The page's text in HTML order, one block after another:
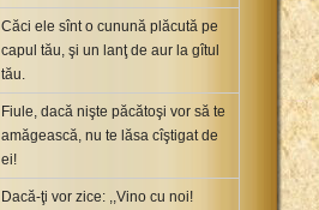
Căci ele sînt o cunună plăcută pe
capul tău, şi un lanţ de aur la gîtul
tău.
Fiule, dacă nişte păcătoşi vor să te
amăgească, nu te lăsa cîştigat de
ei!
Dacă-ţi vor zice: ,,Vino cu noi!